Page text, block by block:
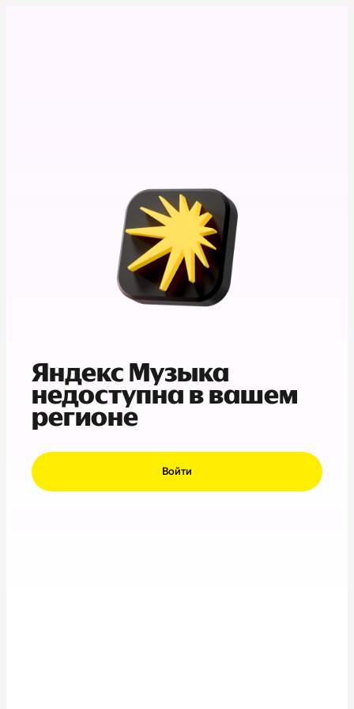
Яндекс Музыка
недоступна в вашем
регионе
Войти